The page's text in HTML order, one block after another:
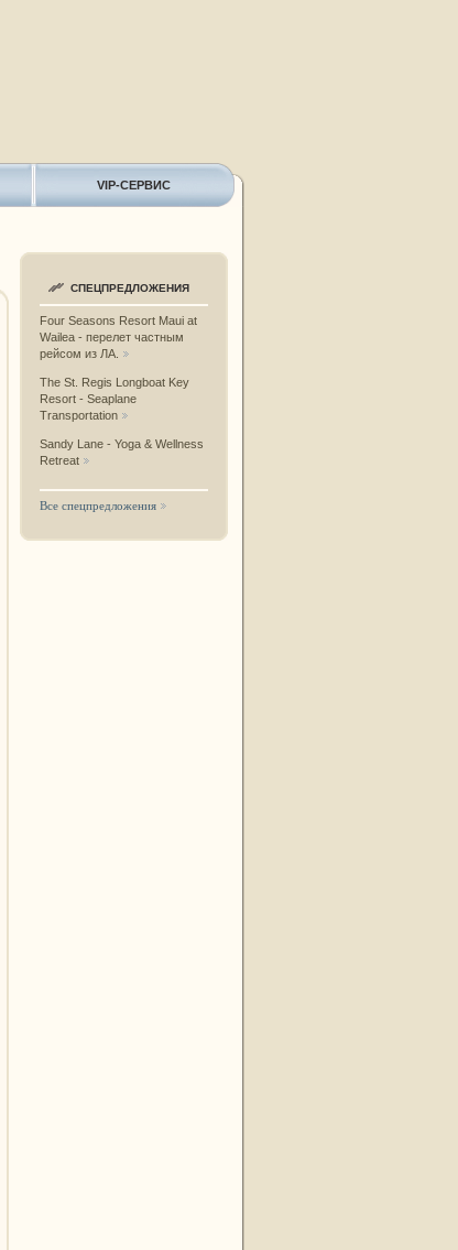
VIP-СЕРВИС
СПЕЦПРЕДЛОЖЕНИЯ
Four Seasons Resort Maui at
Wailea - перелет частным
рейсом из ЛА.
The St. Regis Longboat Key
Resort - Seaplane
Transportation
Sandy Lane - Yoga & Wellness
Retreat
Все спецпредложения